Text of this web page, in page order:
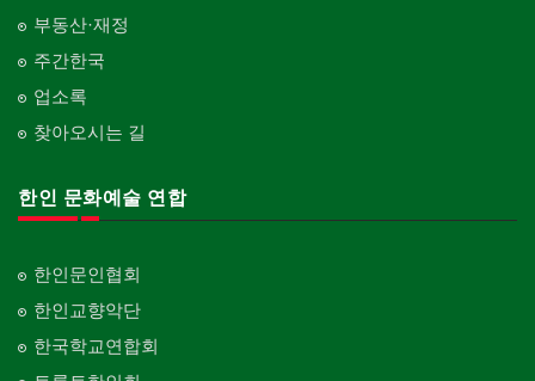
부동산·재정
주간한국
업소록
찾아오시는 길
한인 문화예술 연합
한인문인협회
한인교향악단
한국학교연합회